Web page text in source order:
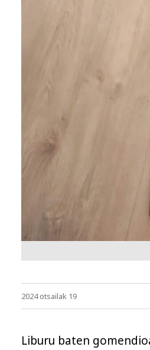
2024 otsailak 19
Liburu baten